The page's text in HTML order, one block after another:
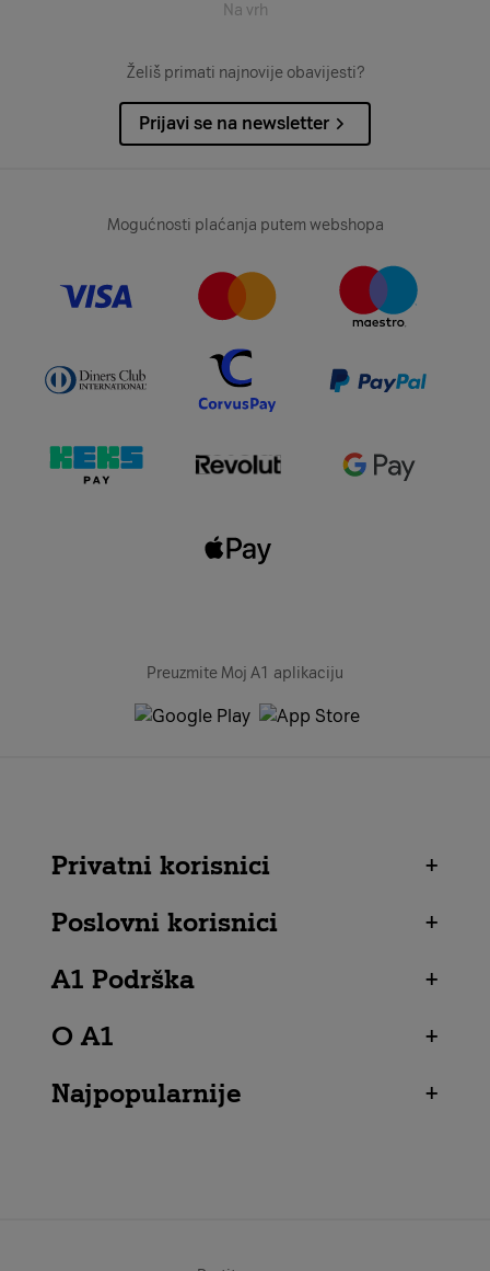
Na vrh
Želiš primati najnovije obavijesti?
Prijavi se na newsletter
Mogućnosti plaćanja putem webshopa
Preuzmite Moj A1 aplikaciju
Privatni korisnici
+
Poslovni korisnici
+
A1 Podrška
+
O A1
+
Najpopularnije
+